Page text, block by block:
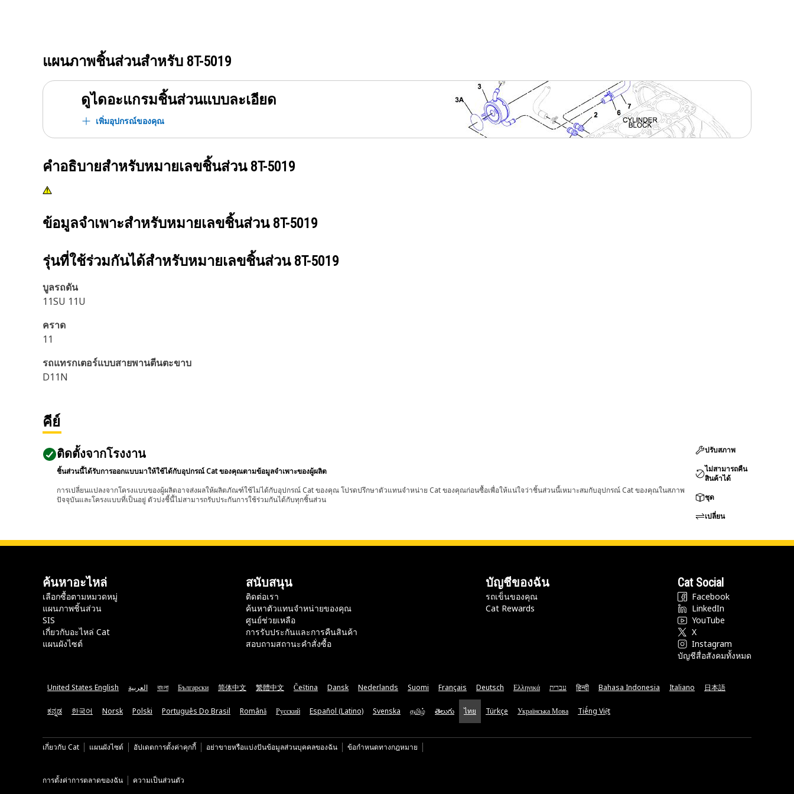
แผนภาพชิ้นส่วนสำหรับ 8T-5019
ดูไดอะแกรมชิ้นส่วนแบบละเอียด
เพิ่มอุปกรณ์ของคุณ
คำอธิบายสำหรับหมายเลขชิ้นส่วน 8T-5019
ข้อมูลจำเพาะสำหรับหมายเลขชิ้นส่วน 8T-5019
รุ่นที่ใช้ร่วมกันได้สำหรับหมายเลขชิ้นส่วน 8T-5019
บูลรถดัน
11SU 11U
คราด
11
รถแทรกเตอร์แบบสายพานตีนตะขาบ
D11N
คีย์
ติดตั้งจากโรงงาน
ชิ้นส่วนนี้ได้รับการออกแบบมาให้ใช้ได้กับอุปกรณ์ Cat ของคุณตามข้อมูลจำเพาะของผู้ผลิต
การเปลี่ยนแปลงจากโครงแบบของผู้ผลิตอาจส่งผลให้ผลิตภัณฑ์ใช้ไม่ได้กับอุปกรณ์ Cat ของคุณ โปรดปรึกษาตัวแทนจำหน่าย Cat ของคุณก่อนซื้อเพื่อให้แน่ใจว่าชิ้นส่วนนี้เหมาะสมกับอุปกรณ์ Cat ของคุณในสภาพ
ปัจจุบันและโครงแบบที่เป็นอยู่ ตัวบ่งชี้นี้ไม่สามารถรับประกันการใช้ร่วมกันได้กับทุกชิ้นส่วน
ปรับสภาพ
ไม่สามารถคืน
สินค้าได้
ชุด
เปลี่ยน
ค้นหาอะไหล่
เลือกซื้อตามหมวดหมู่
แผนภาพชิ้นส่วน
SIS
เกี่ยวกับอะไหล่ Cat
แผนผังไซต์
สนับสนุน
ติดต่อเรา
ค้นหาตัวแทนจำหน่ายของคุณ
ศูนย์ช่วยเหลือ
การรับประกันและการคืนสินค้า
สอบถามสถานะคำสั่งซื้อ
บัญชีของฉัน
รถเข็นของคุณ
Cat Rewards
Cat Social
Facebook
LinkedIn
YouTube
X
Instagram
บัญชีสื่อสังคมทั้งหมด
United States English العربية বাংলা Български 简体中文 繁體中文 Čeština Dansk Nederlands Suomi Français Deutsch Ελληνικά עברית हिन्दी Bahasa Indonesia Italiano 日本語
ಕನ್ನಡ 한국어 Norsk Polski Português Do Brasil Română Русский Español (Latino) Svenska தமிழ் తెలుగు ไทย Türkçe Українська Мова Tiếng Việt
เกี่ยวกับ Cat แผนผังไซต์ อัปเดตการตั้งค่าคุกกี้ อย่าขายหรือแบ่งปันข้อมูลส่วนบุคคลของฉัน ข้อกำหนดทางกฎหมาย
การตั้งค่าการตลาดของฉัน ความเป็นส่วนตัว